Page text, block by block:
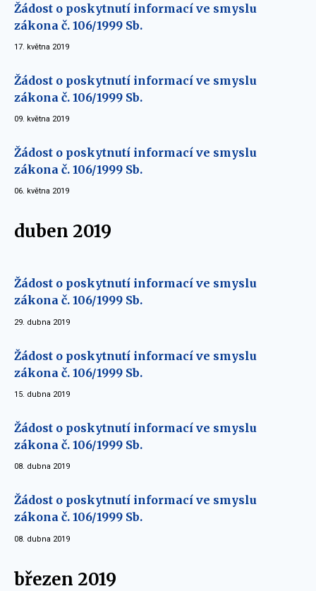
Žádost o poskytnutí informací ve smyslu
zákona č. 106/1999 Sb.
17. května 2019
Žádost o poskytnutí informací ve smyslu
zákona č. 106/1999 Sb.
09. května 2019
Žádost o poskytnutí informací ve smyslu
zákona č. 106/1999 Sb.
06. května 2019
duben 2019
Žádost o poskytnutí informací ve smyslu
zákona č. 106/1999 Sb.
29. dubna 2019
Žádost o poskytnutí informací ve smyslu
zákona č. 106/1999 Sb.
15. dubna 2019
Žádost o poskytnutí informací ve smyslu
zákona č. 106/1999 Sb.
08. dubna 2019
Žádost o poskytnutí informací ve smyslu
zákona č. 106/1999 Sb.
08. dubna 2019
březen 2019